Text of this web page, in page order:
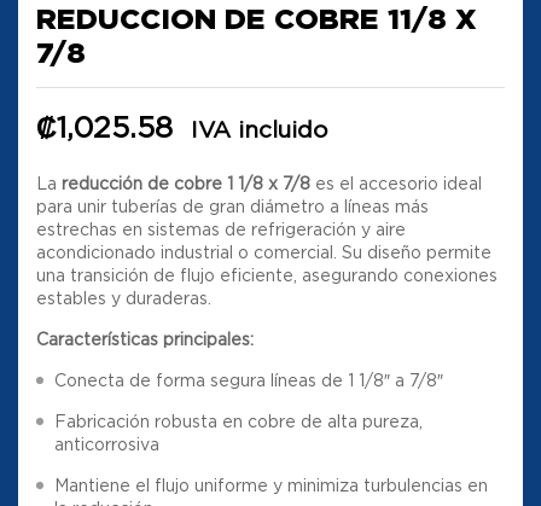
REDUCCION DE COBRE 11/8 X
7/8
₡1,025.58 IVA incluido
La reducción de cobre 1 1/8 x 7/8 es el accesorio ideal
para unir tuberías de gran diámetro a líneas más
estrechas en sistemas de refrigeración y aire
acondicionado industrial o comercial. Su diseño permite
una transición de flujo eficiente, asegurando conexiones
estables y duraderas.
Características principales:
Conecta de forma segura líneas de 1 1/8″ a 7/8″
Fabricación robusta en cobre de alta pureza,
anticorrosiva
Mantiene el flujo uniforme y minimiza turbulencias en